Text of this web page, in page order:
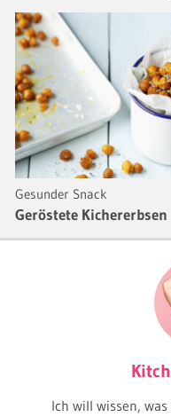
Gesunder Snack
Geröstete Kichererbsen
Ich will wissen,